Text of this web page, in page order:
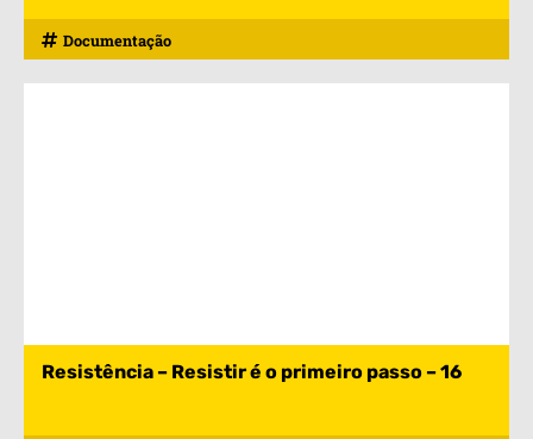
Documentação
Resistência – Resistir é o primeiro passo – 16